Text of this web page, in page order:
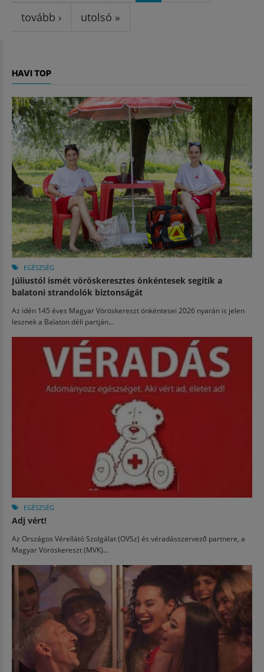
tovább › utolsó »
HAVI TOP
EGÉSZSÉG
Júliustól ismét vöröskeresztes önkéntesek segítik a
balatoni strandolók biztonságát
Az idén 145 éves Magyar Vöröskereszt önkéntesei 2026 nyarán is jelen
lesznek a Balaton déli partján...
EGÉSZSÉG
Adj vért!
Az Országos Vérellátó Szolgálat (OVSz) és véradásszervező partnere, a
Magyar Vöröskereszt (MVK)...